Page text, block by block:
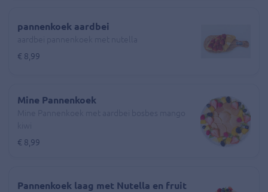
pannenkoek aardbei
€ 8,99
Mine Pannenkoek
€ 8,99
Pannenkoek laag met Nutella en fruit